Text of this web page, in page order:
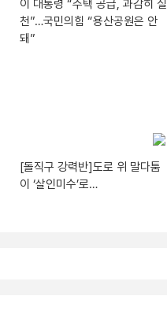
이 대통령 “주택 공급, 과감히 실
천”…국민의힘 “용산공원은 안
돼”
[돌직구 강력반]도로 위 말다툼
이 ‘살인미수’로…